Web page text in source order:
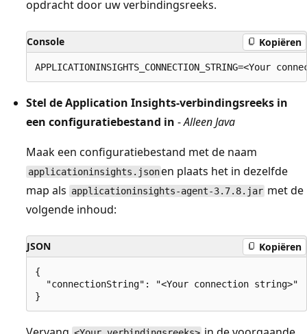
opdracht door uw verbindingsreeks.
Console Kopiëren
Stel de Application Insights-verbindingsreeks in
een configuratiebestand in -Alleen Java
Maak een configuratiebestand met de naam
applicationinsights.jsonen plaats het in dezelfde
map als applicationinsights-agent-3.7.8.jar met de
volgende inhoud:
JSON Kopiëren
{
  "connectionString": "<Your connection string>"